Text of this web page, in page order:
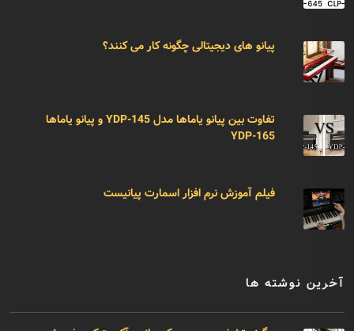
پیانو های دیجیتالی چگونه کار می کنند؟
تفاوت بین پیانو یاماها مدل YDP-145 و پیانو یاماها
YDP-165
فیلم آموزش نرم افزار اسمارت پیانیست
آخرین نوشته ها